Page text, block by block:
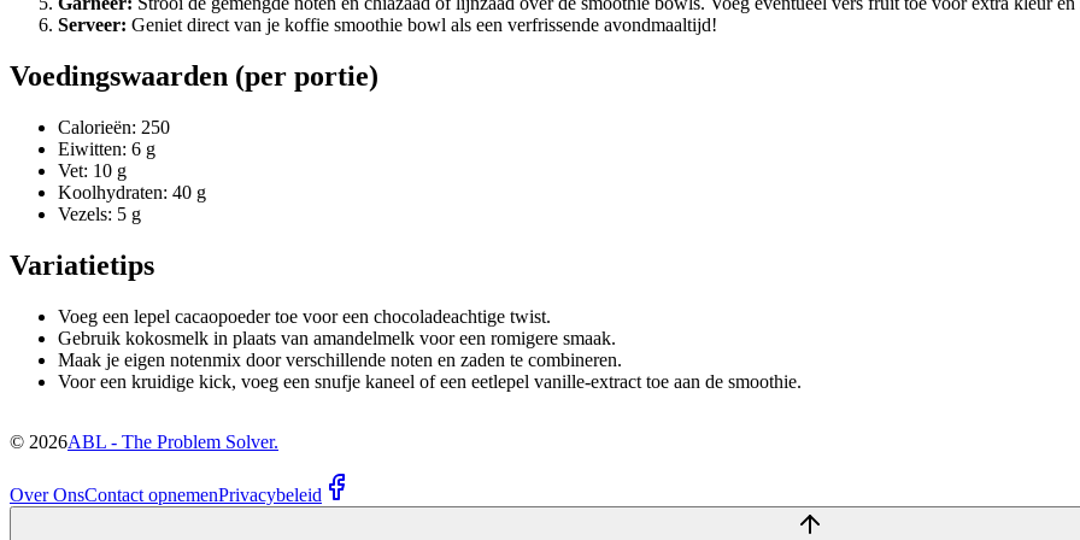
Serveer: Geniet direct van je koffie smoothie bowl als een verfrissende avondmaaltijd!
Voedingswaarden (per portie)
Calorieën: 250
Eiwitten: 6 g
Vet: 10 g
Koolhydraten: 40 g
Vezels: 5 g
Variatietips
Voeg een lepel cacaopoeder toe voor een chocoladeachtige twist.
Gebruik kokosmelk in plaats van amandelmelk voor een romigere smaak.
Maak je eigen notenmix door verschillende noten en zaden te combineren.
Voor een kruidige kick, voeg een snufje kaneel of een eetlepel vanille-extract toe aan de smoothie.
© 2026ABL - The Problem Solver.
Over OnsContact opnemenPrivacybeleid